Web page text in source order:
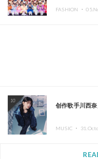
FASHION ・
10
创作歌手川西
MUSIC ・